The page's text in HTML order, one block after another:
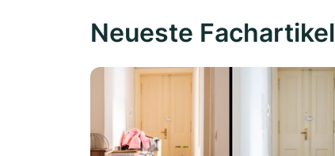
Neueste Fachartikel